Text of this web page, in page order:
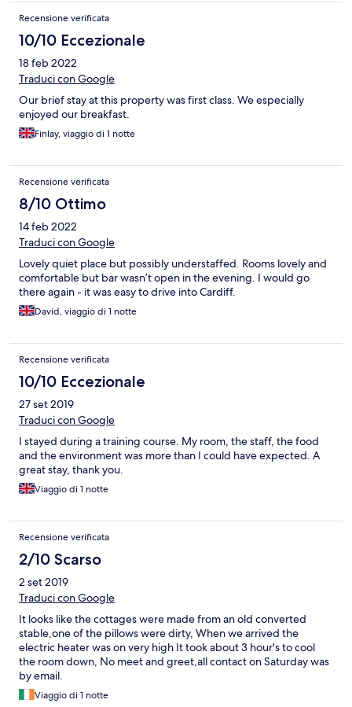
Recensione verificata
10/10 Eccezionale
18 feb 2022
Traduci con Google
Our brief stay at this property was first class. We especially
enjoyed our breakfast.
Finlay, viaggio di 1 notte
Recensione verificata
8/10 Ottimo
14 feb 2022
Traduci con Google
Lovely quiet place but possibly understaffed. Rooms lovely and
comfortable but bar wasn’t open in the evening. I would go
there again - it was easy to drive into Cardiff.
David, viaggio di 1 notte
Recensione verificata
10/10 Eccezionale
27 set 2019
Traduci con Google
I stayed during a training course. My room, the staff, the food
and the environment was more than I could have expected. A
great stay, thank you.
Viaggio di 1 notte
Recensione verificata
2/10 Scarso
2 set 2019
Traduci con Google
It looks like the cottages were made from an old converted
stable,one of the pillows were dirty, When we arrived the
electric heater was on very high It took about 3 hour's to cool
the room down, No meet and greet,all contact on Saturday was
by email.
Viaggio di 1 notte